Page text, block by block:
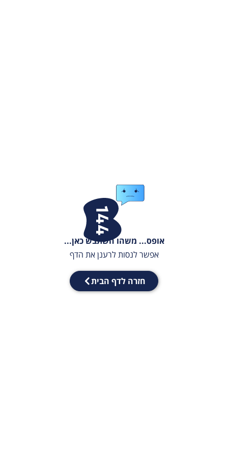
אופס... משהו השתבש כאן...
אפשר לנסות לרענן את הדף
חזרה לדף הבית